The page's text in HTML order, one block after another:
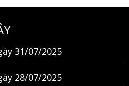
31/07/2025
28/07/2025